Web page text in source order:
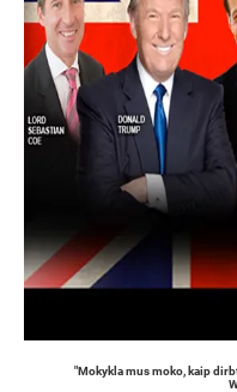
"Mokykla mus moko, kaip